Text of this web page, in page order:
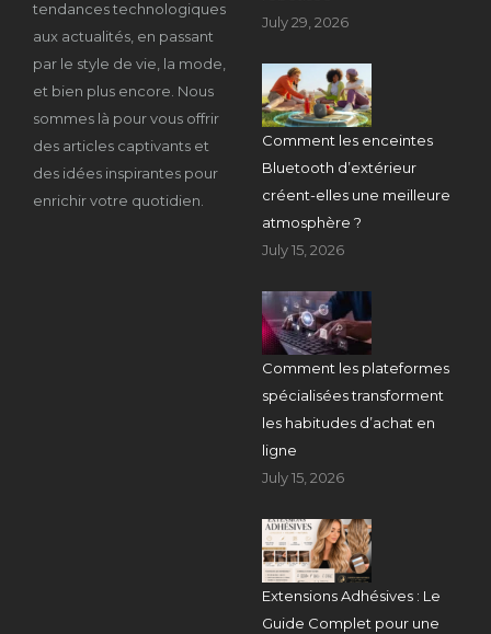
tendances technologiques
aux actualités, en passant
par le style de vie, la mode,
et bien plus encore. Nous
sommes là pour vous offrir
des articles captivants et
des idées inspirantes pour
enrichir votre quotidien.
July 29, 2026
Comment les enceintes
Bluetooth d’extérieur
créent-elles une meilleure
atmosphère ?
July 15, 2026
Comment les plateformes
spécialisées transforment
les habitudes d’achat en
ligne
July 15, 2026
Extensions Adhésives : Le
Guide Complet pour une